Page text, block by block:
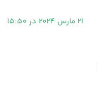
21 مارس 2024 در 15:50